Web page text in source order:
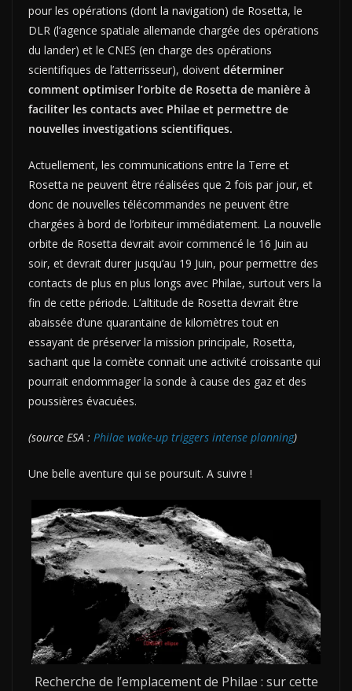
pour les opérations (dont la navigation) de Rosetta, le
DLR (l’agence spatiale allemande chargée des opérations
du lander) et le CNES (en charge des opérations
scientifiques de l’atterrisseur), doivent déterminer
comment optimiser l’orbite de Rosetta de manière à
faciliter les contacts avec Philae et permettre de
nouvelles investigations scientifiques.
Actuellement, les communications entre la Terre et
Rosetta ne peuvent être réalisées que 2 fois par jour, et
donc de nouvelles télécommandes ne peuvent être
chargées à bord de l’orbiteur immédiatement. La nouvelle
orbite de Rosetta devrait avoir commencé le 16 Juin au
soir, et devrait durer jusqu’au 19 Juin, pour permettre des
contacts de plus en plus longs avec Philae, surtout vers la
fin de cette période. L’altitude de Rosetta devrait être
abaissée d’une quarantaine de kilomètres tout en
essayant de préserver la mission principale, Rosetta,
sachant que la comète connait une activité croissante qui
pourrait endommager la sonde à cause des gaz et des
poussières évacuées.
(source ESA : Philae wake-up triggers intense planning)
Une belle aventure qui se poursuit. A suivre !
Recherche de l’emplacement de Philae : sur cette